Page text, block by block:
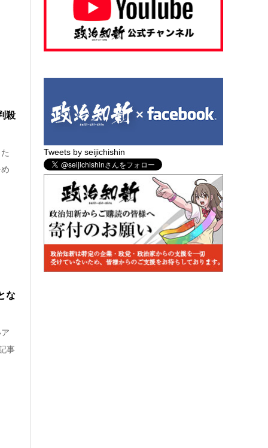
殺
な
事
Tweets by seijichishin